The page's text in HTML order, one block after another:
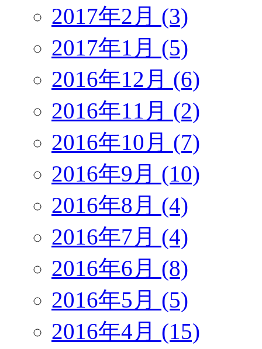
2017年2月 (3)
2017年1月 (5)
2016年12月 (6)
2016年11月 (2)
2016年10月 (7)
2016年9月 (10)
2016年8月 (4)
2016年7月 (4)
2016年6月 (8)
2016年5月 (5)
2016年4月 (15)